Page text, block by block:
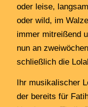
oder leise,
oder wild, im
immer mitreißend
nun an
schließlich die
Ihr musikalischer
der bereits für